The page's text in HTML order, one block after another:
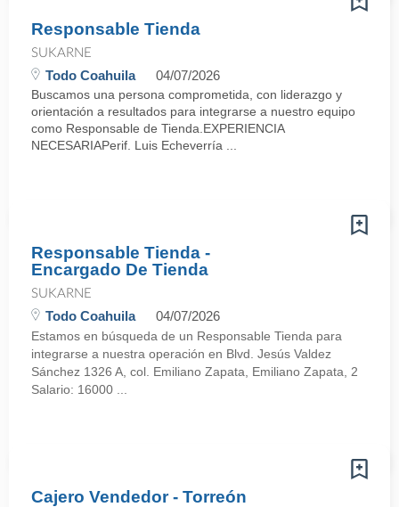
Responsable Tienda
SUKARNE
Todo Coahuila 04/07/2026
Buscamos una persona comprometida, con liderazgo y
orientación a resultados para integrarse a nuestro equipo
como Responsable de Tienda.EXPERIENCIA
NECESARIAPerif. Luis Echeverría ...
Responsable Tienda -
Encargado De Tienda
SUKARNE
Todo Coahuila 04/07/2026
Estamos en búsqueda de un Responsable Tienda para
integrarse a nuestra operación en Blvd. Jesús Valdez
Sánchez 1326 A, col. Emiliano Zapata, Emiliano Zapata, 2
Salario: 16000 ...
Cajero Vendedor - Torreón